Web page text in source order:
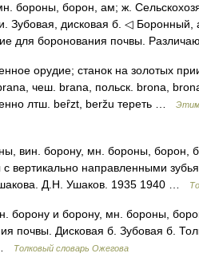
бороны, борон, ам; ж.
Зубовая, дисковая б. ◁ Боронный,
для боронования почвы.
орудие; станок на золотых
чеш. brana, польск. brona,
лтш. beȓzt, beržu тереть …
вин. борону, мн. бороны, борон,
вертикально направленными
Д.Н. Ушаков. 1935 1940 …
и борону, мн. бороны,
почвы. Дисковая б. Зубовая б.
Толковый словарь Ожегова